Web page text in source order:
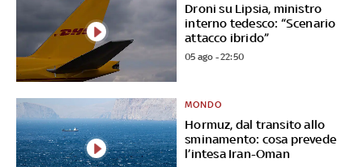
Droni su Lipsia, ministro
interno tedesco: “Scenario
attacco ibrido”
05 ago - 22:50
Hormuz, dal transito allo
sminamento: cosa prevede
l’intesa Iran-Oman
MONDO